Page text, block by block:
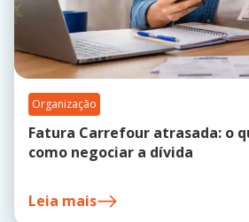
Organização
Fatura Carrefour atrasada: o
como negociar a dívida
Leia mais